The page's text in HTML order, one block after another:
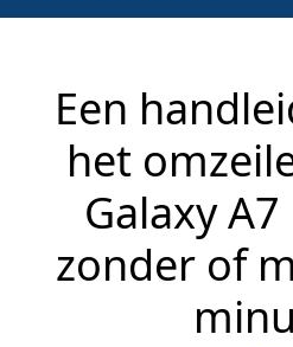
Een
het
Galaxy A7
zonder of